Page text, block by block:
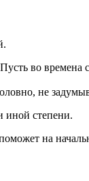
во времена
не
иной степени.
на